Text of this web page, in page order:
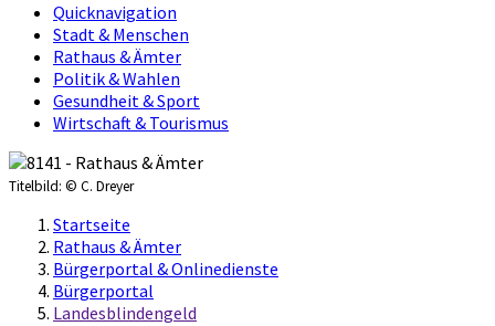
Quicknavigation
Stadt & Menschen
Rathaus & Ämter
Politik & Wahlen
Gesundheit & Sport
Wirtschaft & Tourismus
Titelbild: © C. Dreyer
Startseite
Rathaus & Ämter
Bürgerportal & Onlinedienste
Bürgerportal
Landesblindengeld